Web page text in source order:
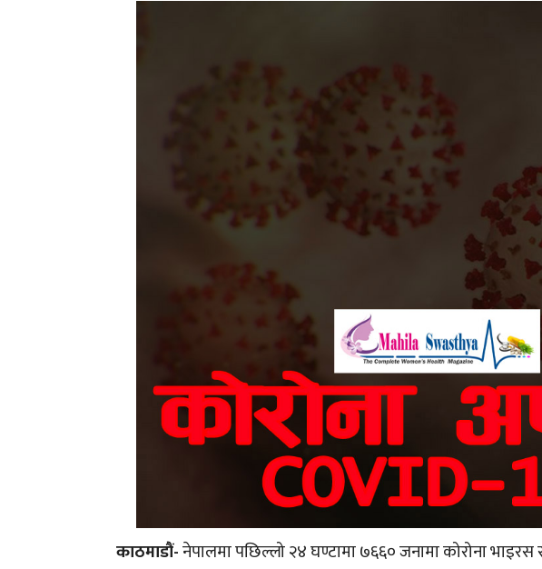
काठमाडौं-नेपालमा पछिल्लो २४ घण्टामा ७६६० जनामा कोरोना